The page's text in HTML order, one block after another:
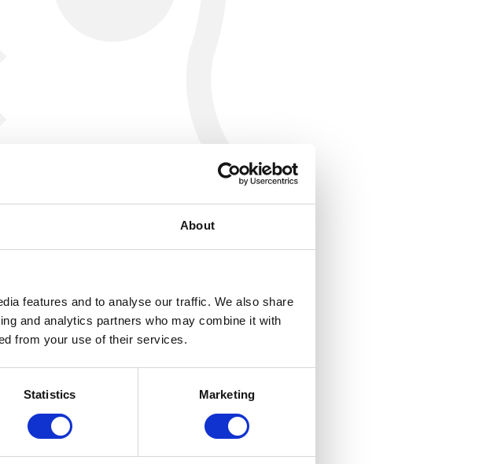
About
features and to analyse our traffic. We also share
and analytics partners who may combine it with
from your use of their services.
Statistics Marketing